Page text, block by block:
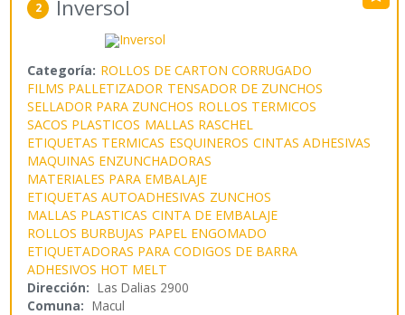
2 Inversol
Categoría: ROLLOS DE CARTON CORRUGADO
FILMS PALLETIZADOR TENSADOR DE ZUNCHOS
SELLADOR PARA ZUNCHOS ROLLOS TERMICOS
SACOS PLASTICOS MALLAS RASCHEL
ETIQUETAS TERMICAS ESQUINEROS CINTAS ADHESIVAS
MAQUINAS ENZUNCHADORAS
MATERIALES PARA EMBALAJE
ETIQUETAS AUTOADHESIVAS ZUNCHOS
MALLAS PLASTICAS CINTA DE EMBALAJE
ROLLOS BURBUJAS PAPEL ENGOMADO
ETIQUETADORAS PARA CODIGOS DE BARRA
ADHESIVOS HOT MELT
Dirección: Las Dalias 2900
Comuna: Macul